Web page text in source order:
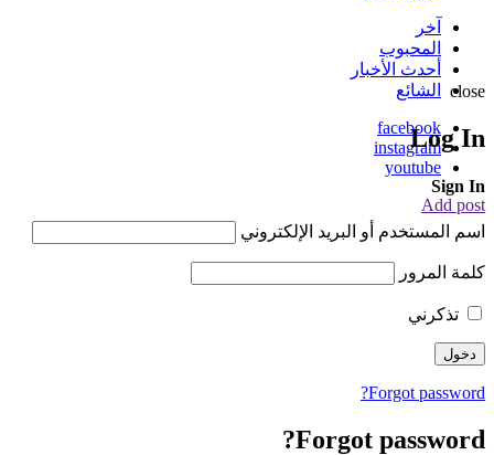
آخر
المحبوب
أحدث الأخبار
الشائع
facebook
instagram
youtube
Add post
close
Log In
Sign In
اسم المستخدم أو البريد الإلكتروني
كلمة المرور
تذكرني
Forgot password?
Forgot password?